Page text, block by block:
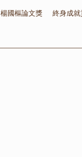
楊國樞論文獎 終身成